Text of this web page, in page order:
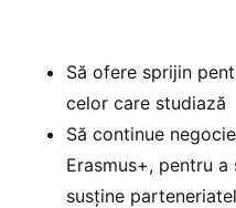
Să ofere sprijin
celor care studiază
Să continue
Erasmus+, pentru
susține